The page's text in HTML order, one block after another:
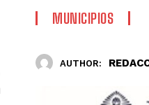
MUNICIPIOS
AUTHOR: